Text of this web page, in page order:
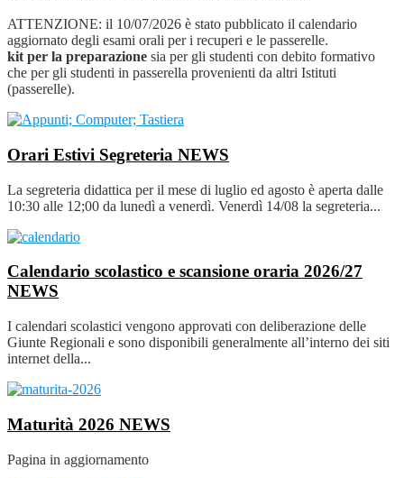
ATTENZIONE: il 10/07/2026 è stato pubblicato il calendario
aggiornato degli esami orali per i recuperi e le passerelle.
kit per la preparazione sia per gli studenti con debito formativo
che per gli studenti in passerella provenienti da altri Istituti
(passerelle).
Orari Estivi Segreteria NEWS
La segreteria didattica per il mese di luglio ed agosto è aperta dalle
10:30 alle 12;00 da lunedì a venerdì. Venerdì 14/08 la segreteria...
Calendario scolastico e scansione oraria 2026/27
NEWS
I calendari scolastici vengono approvati con deliberazione delle
Giunte Regionali e sono disponibili generalmente all’interno dei siti
internet della...
Maturità 2026 NEWS
Pagina in aggiornamento